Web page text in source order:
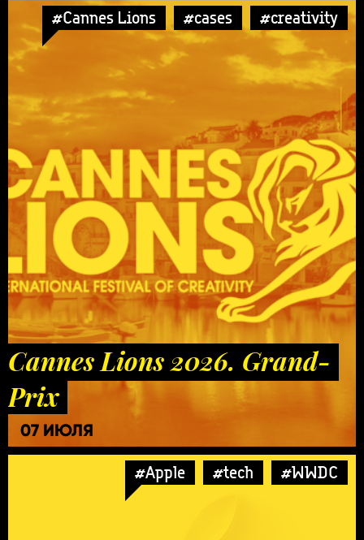
#Cannes Lions #cases #creativity
Cannes Lions 2026. Grand-
Prix
07 ИЮЛЯ
#Apple #tech #WWDC